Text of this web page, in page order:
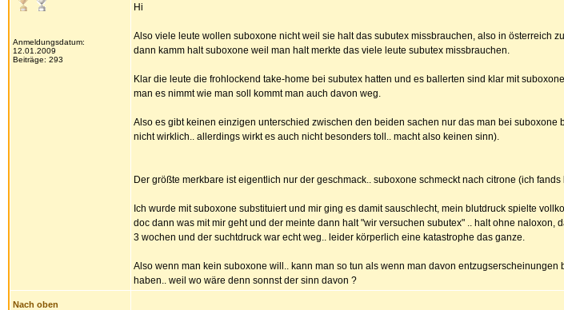
Anmeldungsdatum:
12.01.2009
Beiträge: 293
Hi
Also viele leute wollen suboxone nicht weil sie halt das subutex missbrauchen, also in österreich
dann kamm halt suboxone weil man halt merkte das viele leute subutex missbrauchen.
Klar die leute die frohlockend take-home bei subutex hatten und es ballerten sind klar mit
man es nimmt wie man soll kommt man auch davon weg.
Also es gibt keinen einzigen unterschied zwischen den beiden sachen nur das man bei
nicht wirklich.. allerdings wirkt es auch nicht besonders toll.. macht also keinen sinn).
Der größte merkbare ist eigentlich nur der geschmack.. suboxone schmeckt nach citrone (ich
Ich wurde mit suboxone substituiert und mir ging es damit sauschlecht, mein blutdruck spielte
doc dann was mit mir geht und der meinte dann halt "wir versuchen subutex" .. halt ohne
3 wochen und der suchtdruck war echt weg.. leider körperlich eine katastrophe das ganze.
Also wenn man kein suboxone will.. kann man so tun als wenn man davon
haben.. weil wo wäre denn sonnst der sinn davon ?
Nach oben